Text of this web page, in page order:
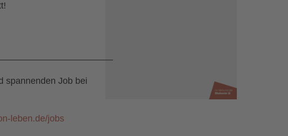
spannenden Job bei
leben.de/jobs